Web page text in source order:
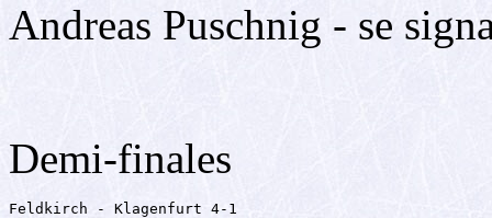
Andreas Puschnig - se
Demi-finales
Feldkirch - Klagenfurt 4-1